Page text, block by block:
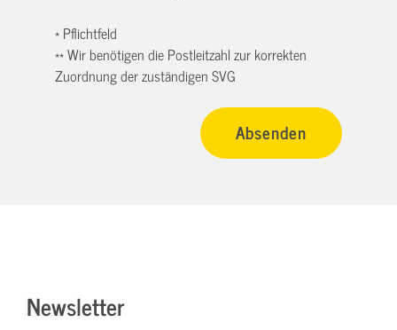
* Pflichtfeld
** Wir benötigen die Postleitzahl zur korrekten
Zuordnung der zuständigen SVG
Newsletter